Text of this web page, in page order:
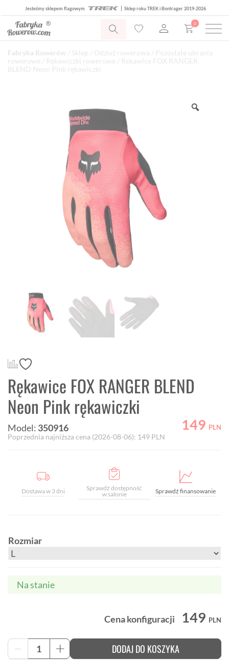
Jesteśmy sklepem flagowym Sklep roku TREK i Bontrager 2019-2026
0
Fabryka Rowerów Sklep Odzież rowerowa
Pozostałe ubrania
rowerowe
Rękawiczki rowerowe / Rękawice FOX RANGER
BLEND Neon Pink rękawiczki
Rękawice FOX RANGER BLEND
Neon Pink rękawiczki
Model: 350916 149 PLN
Poprzednia najniższa cena (2026-08-06): 149 PLN
Dostawa w 3 dni
Sprawdź dostępność
w salonie
Sprawdź finansowanie
Rozmiar
Na stanie
Cena konfiguracji 149 PLN
-
ilość
Rękawice
+ DODAJ DO KOSZYKA